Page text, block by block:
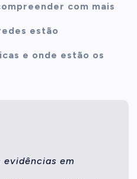
com mais
estão
e onde estão os
evidências em